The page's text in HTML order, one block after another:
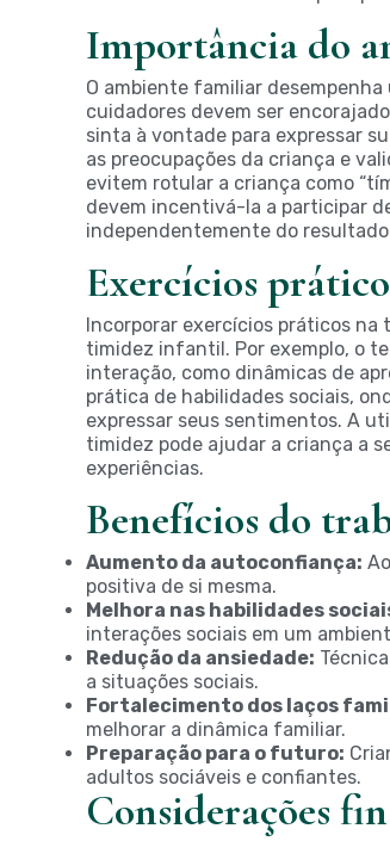
Importância do
O ambiente familiar
cuidadores devem ser
sinta à vontade para expressar
as preocupações da criança e
evitem rotular a criança como
devem incentivá-la a participar
independentemente do
Exercícios
Incorporar exercícios práticos na
timidez infantil. Por exemplo, o
interação, como dinâmicas de
prática de habilidades sociais,
expressar seus sentimentos. A
timidez pode ajudar a criança a
experiências.
Benefícios do
Aumento da autoconfiança:
positiva de si mesma.
Melhora nas habilidades
interações sociais em um
Redução da ansiedade:
a situações sociais.
Fortalecimento dos laços
melhorar a dinâmica familiar.
Preparação para o futuro:
adultos sociáveis e confiantes.
Considerações